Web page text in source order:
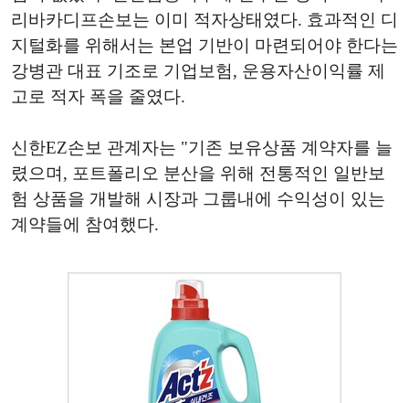
리바카디프손보는 이미 적자상태였다. 효과적인 디
지털화를 위해서는 본업 기반이 마련되어야 한다는
강병관 대표 기조로 기업보험, 운용자산이익률 제
고로 적자 폭을 줄였다.
신한EZ손보 관계자는 "기존 보유상품 계약자를 늘
렸으며, 포트폴리오 분산을 위해 전통적인 일반보
험 상품을 개발해 시장과 그룹내에 수익성이 있는
계약들에 참여했다.